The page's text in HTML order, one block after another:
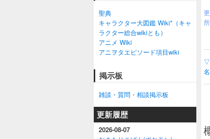
聖典
キャラクター大図鑑 Wiki*（キャ
ラクター総合wikiとも）
アニメ Wiki
アニヲタエピソード項目wiki
掲示板
雑談・質問・相談掲示板
更新履歴
2026-08-07
▽